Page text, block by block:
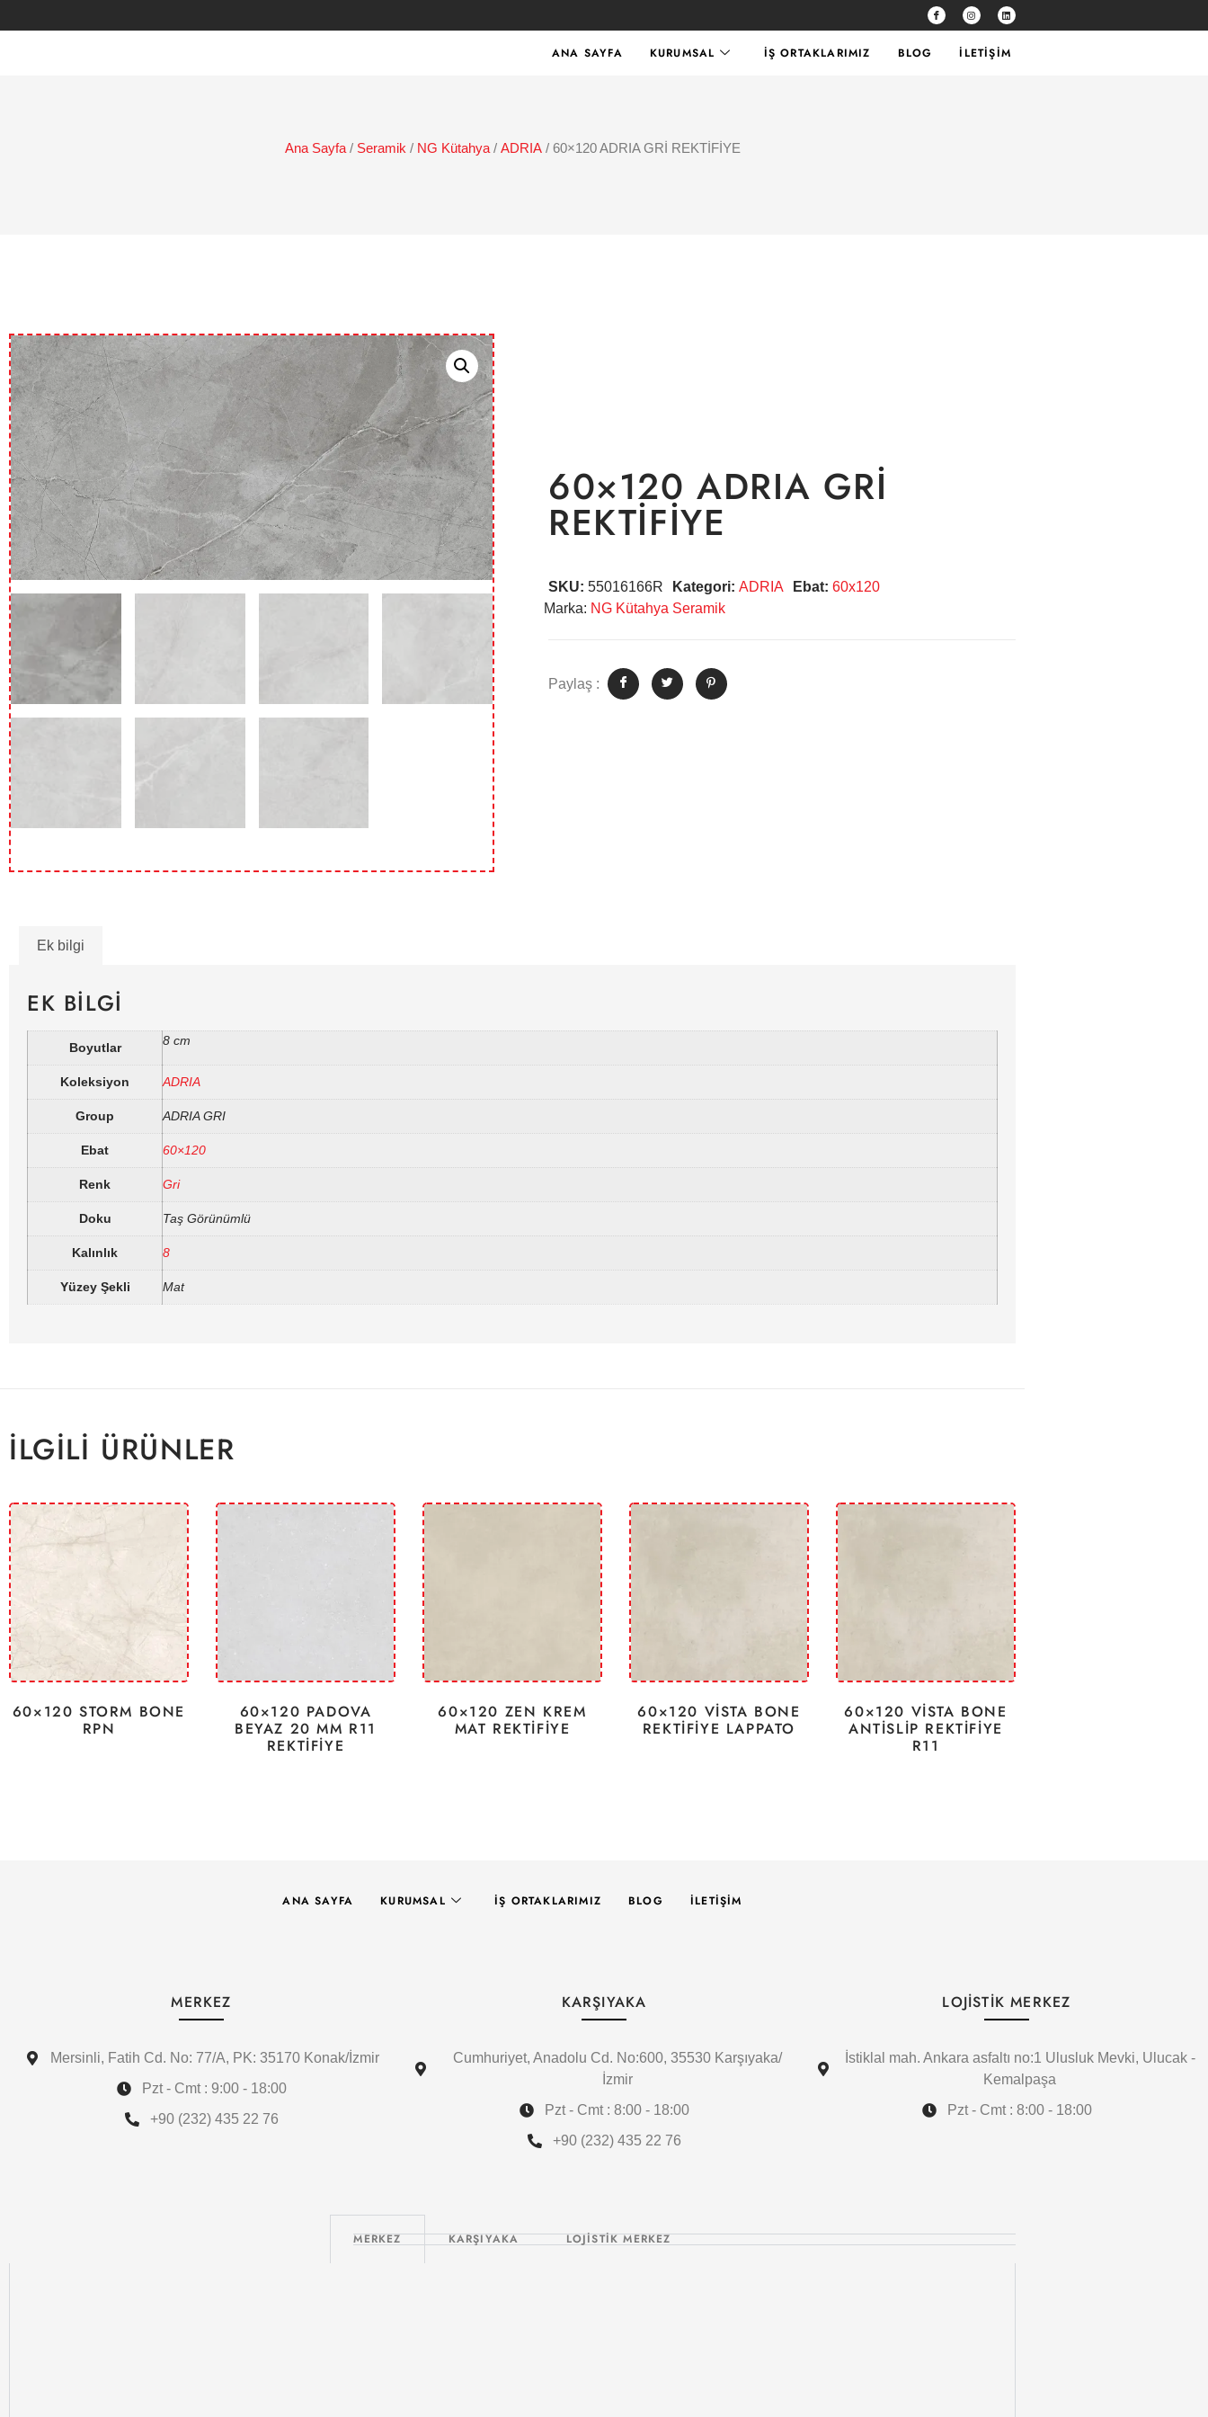
ANA SAYFA KURUMSAL İŞ ORTAKLARIMIZ BLOG İLETIŞIM
Ana Sayfa/ Seramik / NG Kütahya/ ADRIA/ 60×120 ADRIA GRİ REKTİFİYE
60×120 ADRIA GRİ
REKTİFİYE
SKU: 55016166R Kategori: ADRIA Ebat: 60x120
Marka: NG Kütahya Seramik
Paylaş :
Ek bilgi
EK BILGI
Boyutlar 8 cm
Koleksiyon ADRIA
Group ADRIA GRI
Ebat 60×120
Renk Gri
Doku Taş Görünümlü
Kalınlık 8
Yüzey Şekli Mat
İLGILI ÜRÜNLER
60×120 STORM BONE
RPN
60×120 PADOVA
BEYAZ 20 MM R11
REKTİFİYE
60×120 ZEN KREM
MAT REKTİFİYE
60×120 VİSTA BONE
REKTİFİYE LAPPATO
60×120 VİSTA BONE
ANTİSLİP REKTİFİYE
R11
ANA SAYFA KURUMSAL İŞ ORTAKLARIMIZ BLOG İLETIŞIM
MERKEZ
Mersinli, Fatih Cd. No: 77/A, PK: 35170 Konak/İzmir
Pzt - Cmt : 9:00 - 18:00
+90 (232) 435 22 76
KARŞIYAKA
Cumhuriyet, Anadolu Cd. No:600, 35530 Karşıyaka/
İzmir
Pzt - Cmt : 8:00 - 18:00
+90 (232) 435 22 76
LOJİSTİK MERKEZ
İstiklal mah. Ankara asfaltı no:1 Ulusluk Mevki, Ulucak -
Kemalpaşa
Pzt - Cmt : 8:00 - 18:00
MERKEZ KARŞIYAKA LOJİSTİK MERKEZ